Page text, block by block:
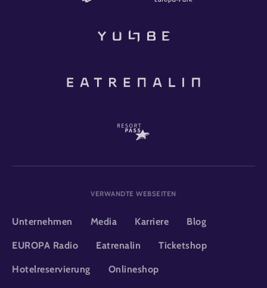
VERWANDTE WEBSEITEN
Unternehmen Media Karriere Blog
EUROPA Radio Eatrenalin Ticketshop
Hotelreservierung Onlineshop